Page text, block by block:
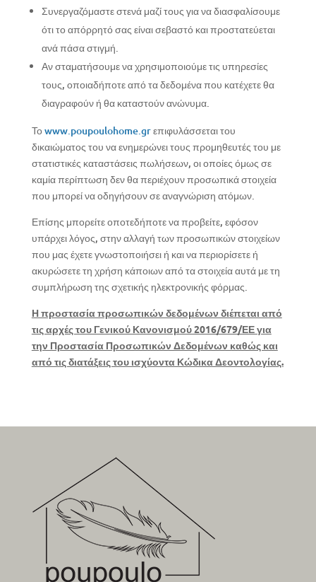
Συνεργαζόμαστε στενά μαζί τους για να διασφαλίσουμε
ότι το απόρρητό σας είναι σεβαστό και προστατεύεται
ανά πάσα στιγμή.
Αν σταματήσουμε να χρησιμοποιούμε τις υπηρεσίες
τους, οποιαδήποτε από τα δεδομένα που κατέχετε θα
διαγραφούν ή θα καταστούν ανώνυμα.
Τοwww.poupoulohome.grεπιφυλάσσεται του
δικαιώματος του να ενημερώνει τους προμηθευτές του με
στατιστικές καταστάσεις πωλήσεων, οι οποίες όμως σε
καμία περίπτωση δεν θα περιέχουν προσωπικά στοιχεία
που μπορεί να οδηγήσουν σε αναγνώριση ατόμων.
Επίσης μπορείτε οποτεδήποτε να προβείτε, εφόσον
υπάρχει λόγος, στην αλλαγή των προσωπικών στοιχείων
που μας έχετε γνωστοποιήσει ή και να περιορίσετε ή
ακυρώσετε τη χρήση κάποιων από τα στοιχεία αυτά με τη
συμπλήρωση της σχετικής ηλεκτρονικής φόρμας.
Η προστασία προσωπικών δεδομένων διέπεται από
τις αρχές του Γενικού Κανονισμού 2016/679/ΕΕ για
την Προστασία Προσωπικών Δεδομένων καθώς και
από τις διατάξεις του ισχύοντα Κώδικα Δεοντολογίας.